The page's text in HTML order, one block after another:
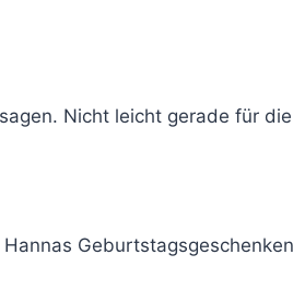
Nicht leicht gerade für